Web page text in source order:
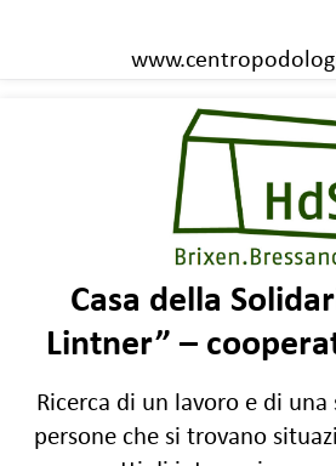
Casa della
Lintner” –
Ricerca di un lavoro e di
persone che si trovano